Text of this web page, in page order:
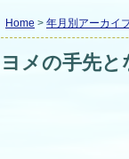
Home > 年月別アーカイ
ヨメの手先